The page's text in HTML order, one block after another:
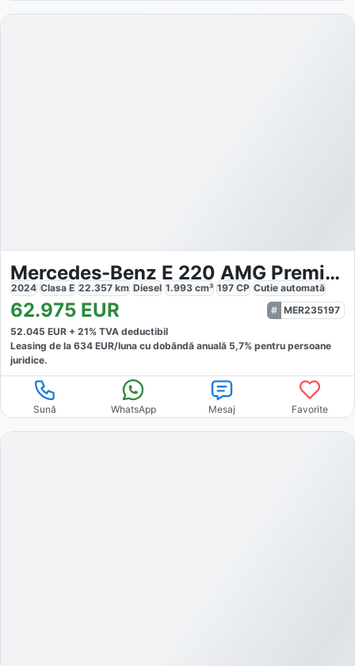
Mercedes-Benz E 220 AMG Premium Night
2024 Clasa E 22.357 km Diesel 1.993 cm³ 197 CP Cutie automată
62.975 EUR
MER235197
52.045 EUR + 21% TVA deductibil
Leasing de la 634 EUR/luna cu dobăndă anuală 5,7% pentru persoane
juridice.
Sună WhatsApp Mesaj Favorite